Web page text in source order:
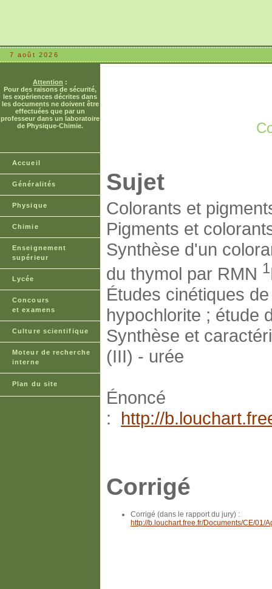
7 août 2026
Attention :
Pour des raisons de sécurité,
les expériences décrites dans
les documents ne doivent être
effectuées que par un
professeur dans un laboratoire
de Physique-Chimie.
Accueil
Généralités
Physique
Chimie
Enseignement
supérieur
Lycée
Concours
et examens
Culture scientifique
Moteur de recherche
interne
Plan du site
Sujet
Colorants et
Pigments et
Synthèse d'un
du thymol par RMN 1
Études cinétiques
hypochlorite ; étude
Synthèse et
(III) - urée
Énoncé
: http://
Corrigé
Corrigé (dans le rapport du jury) :
http://b.louchart.free.fr/Documents/CE/